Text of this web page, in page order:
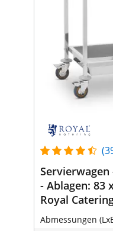
Servierwagen
- Ablagen: 83
Royal
Abmessungen